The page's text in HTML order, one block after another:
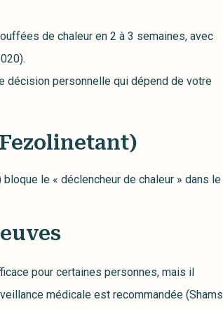
de chaleur en 2 à 3 semaines, avec
décision personnelle qui dépend de votre
le « déclencheur de chaleur » dans le
pour certaines personnes, mais il
médicale est recommandée (Shams